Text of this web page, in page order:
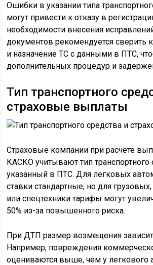
Ошибки в указании типа
могут привести к отказу в
необходимости внесения
документов рекомендуется сверить
и назначение ТС с данными в ПТС,
дополнительных процедур и
Тип транспортного
страховые выплаты
Страховые компании при расчёте
КАСКО учитывают тип транспортного
указанный в ПТС. Для легковых
ставки стандартные, но для
или спецтехники тарифы могут
50% из-за повышенного риска.
При ДТП размер возмещения зависит
Например, повреждения
оцениваются выше, чем у легкового